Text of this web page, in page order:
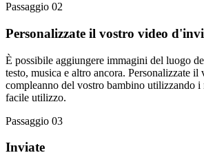
Passaggio 02
Personalizzate il vostro video
È possibile aggiungere immagini del luogo
testo, musica e altro ancora. Personalizzate
compleanno del vostro bambino utilizzando i
facile utilizzo.
Passaggio 03
Inviate